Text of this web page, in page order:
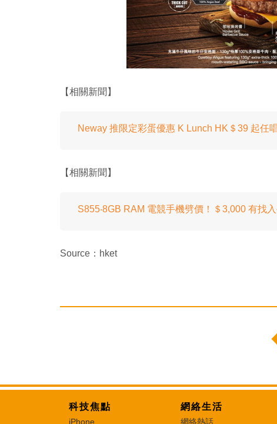
【相關新聞】
Neway 推限定彩蛋優惠 K Lunch HK＄39 起任
【相關新聞】
S855‧8GB RAM 電競手機劈價！＄3,000 有找入
Source：hket
科技焦點
iPhone
網絡生活
網絡熱話